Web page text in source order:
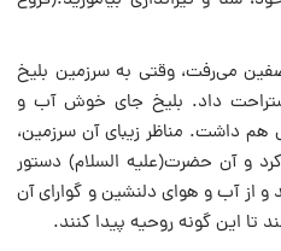
می‌رفت، وقتی به سرزمین بلیخ
داد. بلیخ جای خوش آب و
هم داشت. مناظر زیبای آن سرزمین،
و آن حضرت(علیه السلام) دستور
و از آب و هوای دلنشین و گوارای آن
تا این گونه روحیه پیدا کنند.